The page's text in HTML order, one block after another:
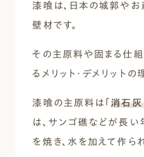
漆喰は、日本の城郭や
壁材です。
その主原料や固まる仕組
るメリット・デメリット
漆喰の主原料は「消石灰
は、サンゴ礁などが長
を焼き、水を加えて作られ